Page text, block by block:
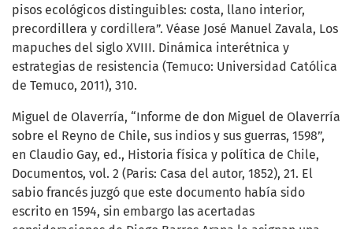
pisos ecológicos distinguibles: costa, llano interior,
precordillera y cordillera”. Véase José Manuel Zavala, Los
mapuches del siglo XVIII. Dinámica interétnica y
estrategias de resistencia (Temuco: Universidad Católica
de Temuco, 2011), 310.
Miguel de Olaverría, “Informe de don Miguel de Olaverría
sobre el Reyno de Chile, sus indios y sus guerras, 1598”,
en Claudio Gay, ed., Historia física y política de Chile,
Documentos, vol. 2 (Paris: Casa del autor, 1852), 21. El
sabio francés juzgó que este documento había sido
escrito en 1594, sin embargo las acertadas